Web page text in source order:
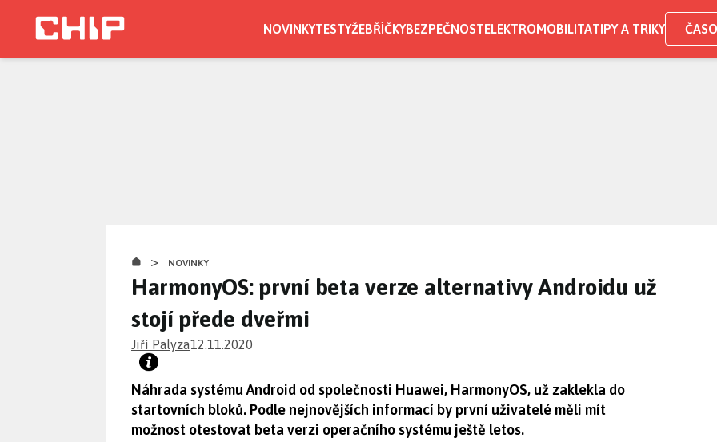
NOVINKYTESTYŽEBŘÍČKYBEZPEČNOSTELEKTROMOBILITATIPY A TRIKY
> NOVINKY
HarmonyOS: první beta verze alternativy Androidu už
stojí přede dveřmi
Jiří Palyza12.11.2020
Náhrada systému Android od společnosti Huawei, HarmonyOS, už zaklekla do
startovních bloků. Podle nejnovějších informací by první uživatelé měli mít
možnost otestovat beta verzi operačního systému ještě letos.